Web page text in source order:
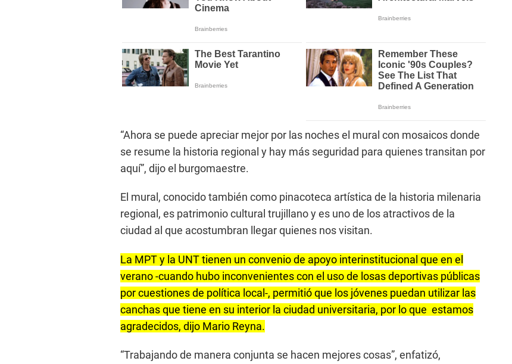
“Ahora se puede apreciar mejor por las noches el mural con mosaicos donde
se resume la historia regional y hay más seguridad para quienes transitan por
aquí”, dijo el burgomaestre.
El mural, conocido también como pinacoteca artística de la historia milenaria
regional, es patrimonio cultural trujillano y es uno de los atractivos de la
ciudad al que acostumbran llegar quienes nos visitan.
La MPT y la UNT tienen un convenio de apoyo interinstitucional que en el
verano -cuando hubo inconvenientes con el uso de losas deportivas públicas
por cuestiones de política local-, permitió que los jóvenes puedan utilizar las
canchas que tiene en su interior la ciudad universitaria, por lo que estamos
agradecidos, dijo Mario Reyna.
“Trabajando de manera conjunta se hacen mejores cosas”, enfatizó,